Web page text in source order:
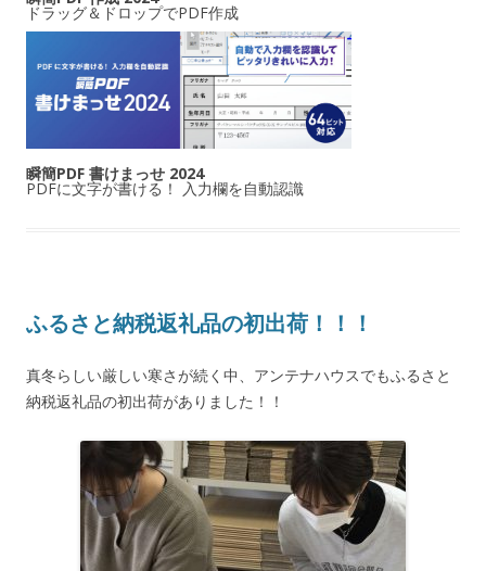
ドラッグ＆ドロップでPDF作成
瞬簡PDF 書けまっせ 2024
PDFに文字が書ける！ 入力欄を自動認識
ふるさと納税返礼品の初出荷！！！
真冬らしい厳しい寒さが続く中、アンテナハウスでもふるさと
納税返礼品の初出荷がありました！！